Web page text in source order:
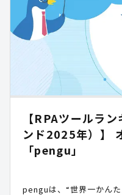
【RPAツールラ
ンド2025年）】
「pengu」
penguは、“世界一かん